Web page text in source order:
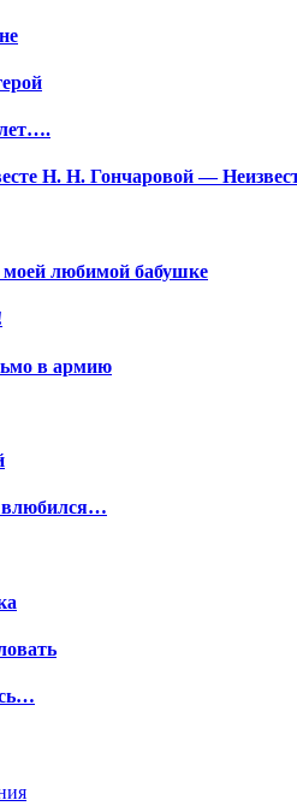
Н. Н. Гончаровой —
любимой бабушке
в армию
влюбился…